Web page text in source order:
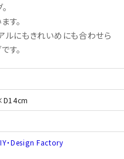
す。
ルにもきれいめにも合わせら
す。
・Design Factory